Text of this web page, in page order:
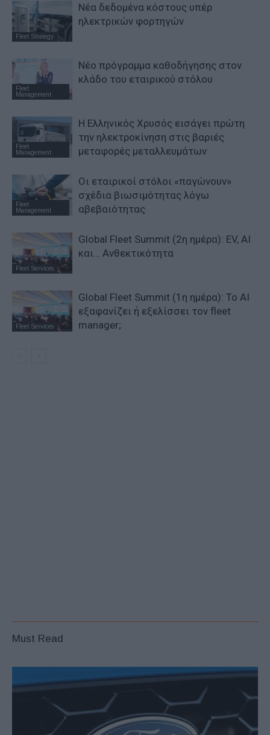
Fleet Strategy
Νέα δεδομένα κόστους υπέρ
ηλεκτρικών φορτηγών
Fleet
Management
Νέο πρόγραμμα καθοδήγησης στον
κλάδο του εταιρικού στόλου
Fleet
Management
Η Ελληνικός Χρυσός εισάγει πρώτη
την ηλεκτροκίνηση στις βαριές
μεταφορές μεταλλευμάτων
Fleet
Management
Οι εταιρικοί στόλοι «παγώνουν»
σχέδια βιωσιμότητας λόγω
αβεβαιότητας
Fleet Services
Global Fleet Summit (2η ημέρα): EV, AI
και… Ανθεκτικότητα
Fleet Services
Global Fleet Summit (1η ημέρα): Το ΑΙ
εξαφανίζει ή εξελίσσει τον fleet
manager;
Must Read